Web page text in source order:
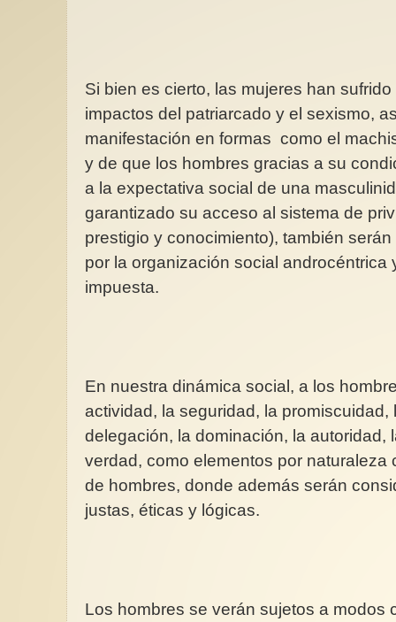
Si bien es cierto, las mujeres han
impactos del patriarcado y el sexismo,
manifestación en formas como el
y de que los hombres gracias a su
a la expectativa social de una
garantizado su acceso al sistema de
prestigio y conocimiento), también
por la organización social androcéntrica
impuesta.
En nuestra dinámica social, a los
actividad, la seguridad, la
delegación, la dominación, la autoridad,
verdad, como elementos por naturaleza
de hombres, donde además serán
justas, éticas y lógicas.
Los hombres se verán sujetos a modos